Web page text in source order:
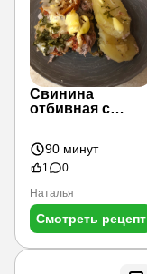
Свинина
отбивная с
90 минут
1
0
Наталья
Смотреть рецепт